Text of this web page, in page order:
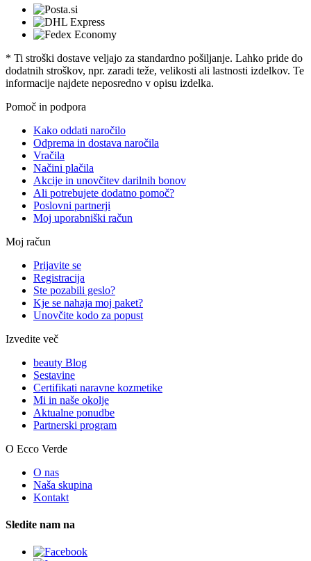
* Ti stroški dostave veljajo za standardno pošiljanje. Lahko pride do
dodatnih stroškov, npr. zaradi teže, velikosti ali lastnosti izdelkov. Te
informacije najdete neposredno v opisu izdelka.
Pomoč in podpora
Kako oddati naročilo
Odprema in dostava naročila
Vračila
Načini plačila
Akcije in unovčitev darilnih bonov
Ali potrebujete dodatno pomoč?
Poslovni partnerji
Moj uporabniški račun
Moj račun
Prijavite se
Registracija
Ste pozabili geslo?
Kje se nahaja moj paket?
Unovčite kodo za popust
Izvedite več
beauty Blog
Sestavine
Certifikati naravne kozmetike
Mi in naše okolje
Aktualne ponudbe
Partnerski program
O Ecco Verde
O nas
Naša skupina
Kontakt
Sledite nam na